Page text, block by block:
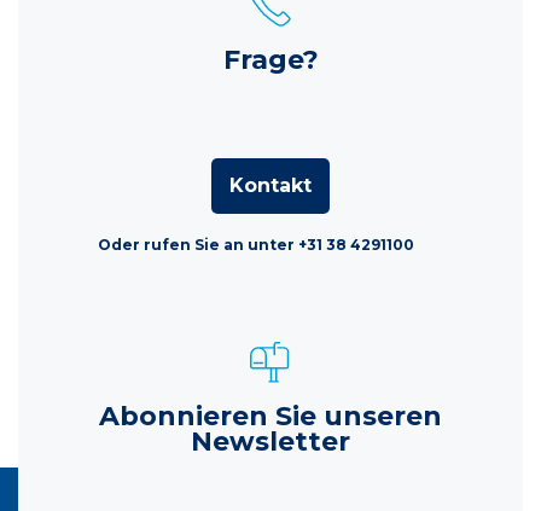
Frage?
Kontakt
Oder rufen Sie an unter +31 38 4291100
Abonnieren Sie unseren
Newsletter